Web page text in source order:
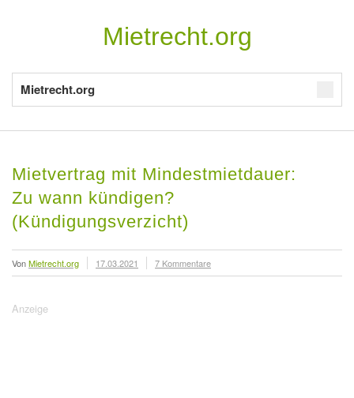
Mietrecht.org
Mietrecht.org
Mietvertrag mit Mindestmietdauer:
Zu wann kündigen?
(Kündigungsverzicht)
VonMietrecht.org 17.03.2021 7 Kommentare